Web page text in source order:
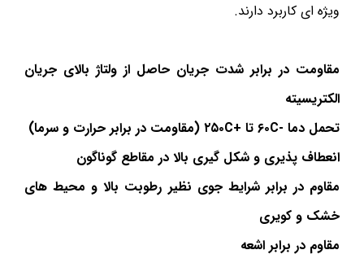
ویژه ای کاربرد دارند.
مقاومت در برابر شدت جریان حاصل از ولتاژ بالای جریان
الکتریسیته
تحمل دما -۶۰C تا +۲۵۰C
(مقاومت در برابر حرارت و سرما)
انعطاف پذیری و شکل گیری بالا در مقاطع گوناگون
مقاوم در برابر شرایط جوی نظیر رطوبت بالا و محیط های
خشک و کویری
مقاوم در برابر اشعه